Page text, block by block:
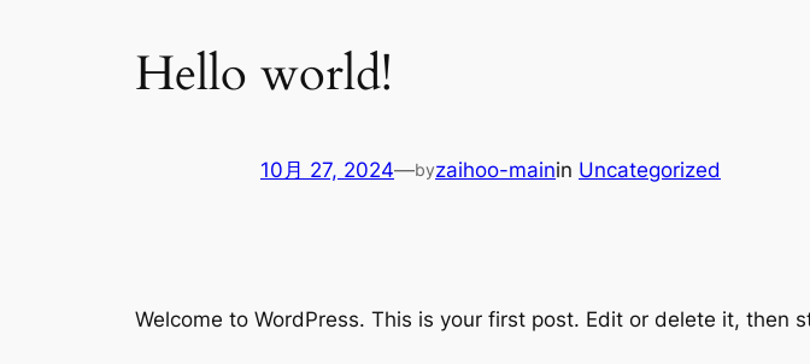
Hello world!
10月 27, 2024—byzaihoo-mainin Uncategorized
Welcome to WordPress. This is your first post. Edit or delete it, then